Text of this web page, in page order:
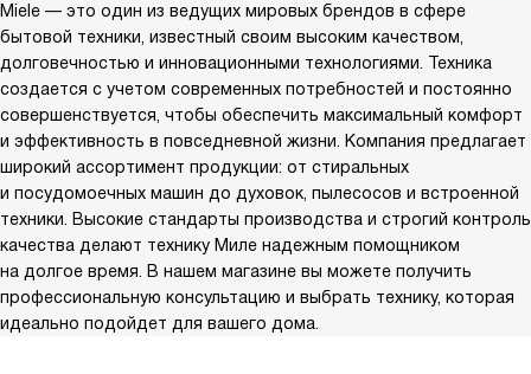
Miele — это один из ведущих мировых брендов в сфере
бытовой техники, известный своим высоким качеством,
долговечностью и инновационными технологиями. Техника
создается с учетом современных потребностей и постоянно
совершенствуется, чтобы обеспечить максимальный комфорт
и эффективность в повседневной жизни. Компания предлагает
широкий ассортимент продукции: от стиральных
и посудомоечных машин до духовок, пылесосов и встроенной
техники. Высокие стандарты производства и строгий контроль
качества делают технику Миле надежным помощником
на долгое время. В нашем магазине вы можете получить
профессиональную консультацию и выбрать технику, которая
идеально подойдет для вашего дома.